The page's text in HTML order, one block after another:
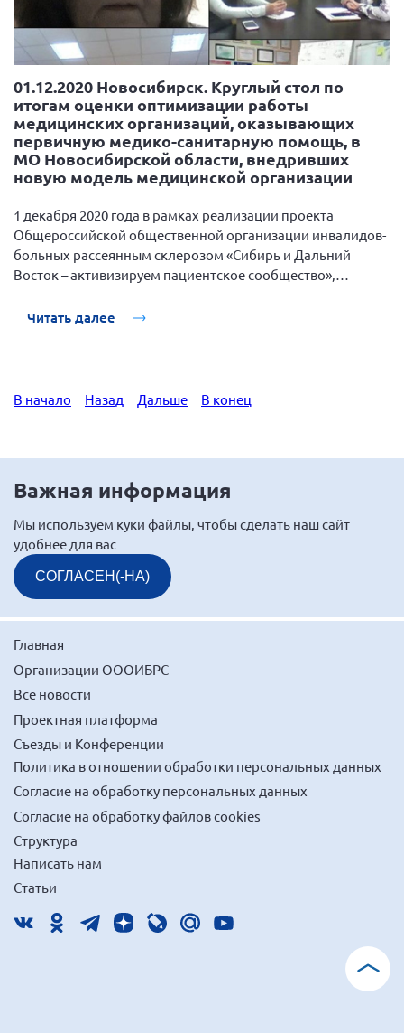
01.12.2020 Новосибирск. Круглый стол по
итогам оценки оптимизации работы
медицинских организаций, оказывающих
первичную медико-санитарную помощь, в
МО Новосибирской области, внедривших
новую модель медицинской организации
1 декабря 2020 года в рамках реализации проекта
Общероссийской общественной организации инвалидов-
больных рассеянным склерозом «Сибирь и Дальний
Восток – активизируем пациентское сообщество»,
грантов, состоялся круглый стол по итогам оценки
Читать далее
В начало Назад Дальше В конец
Важная информация
Мы используем куки файлы, чтобы сделать наш сайт
удобнее для вас
СОГЛАСЕН(-НА)
Главная
Организации ОООИБРС
Все новости
Проектная платформа
Съезды и Конференции
Политика в отношении обработки персональных данных
Согласие на обработку персональных данных
Согласие на обработку файлов cookies
Структура
Написать нам
Статьи